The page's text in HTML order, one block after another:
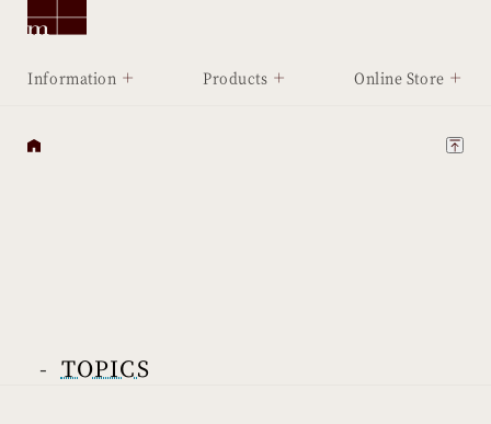
Information Products Online Store
- TOPICS